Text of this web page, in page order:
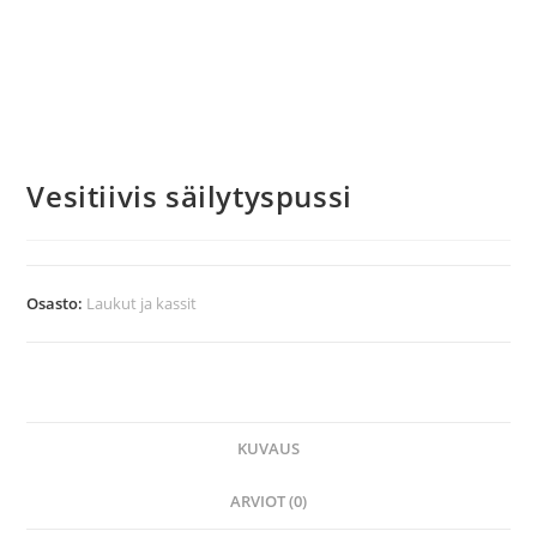
Vesitiivis säilytyspussi
Osasto: Laukut ja kassit
KUVAUS
ARVIOT (0)